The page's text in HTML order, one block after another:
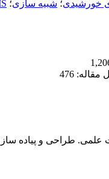
خورشیدی؛ شبیه سازی؛
476
علمی. طراحی و پیاده